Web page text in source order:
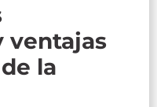
ventajas
la